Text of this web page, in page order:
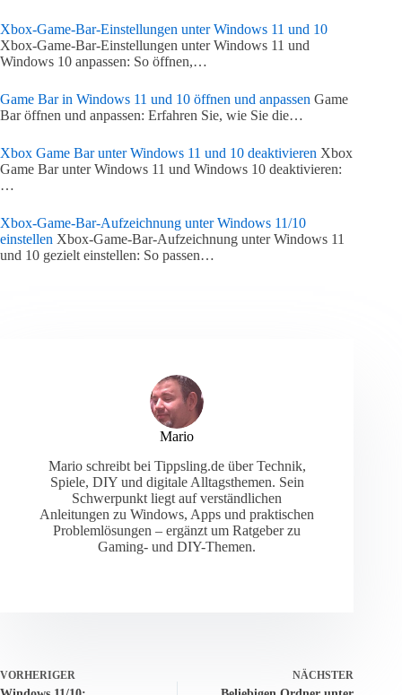
Xbox-Game-Bar-Einstellungen unter Windows 11 und 10
Xbox-Game-Bar-Einstellungen unter Windows 11 und
Windows 10 anpassen: So öffnen,…
Game Bar in Windows 11 und 10 öffnen und anpassen Game
Bar öffnen und anpassen: Erfahren Sie, wie Sie die…
Xbox Game Bar unter Windows 11 und 10 deaktivieren Xbox
Game Bar unter Windows 11 und Windows 10 deaktivieren:
…
Xbox-Game-Bar-Aufzeichnung unter Windows 11/10
einstellen Xbox-Game-Bar-Aufzeichnung unter Windows 11
und 10 gezielt einstellen: So passen…
Mario
Mario schreibt bei Tippsling.de über Technik,
Spiele, DIY und digitale Alltagsthemen. Sein
Schwerpunkt liegt auf verständlichen
Anleitungen zu Windows, Apps und praktischen
Problemlösungen – ergänzt um Ratgeber zu
Gaming- und DIY-Themen.
VORHERIGER NÄCHSTER